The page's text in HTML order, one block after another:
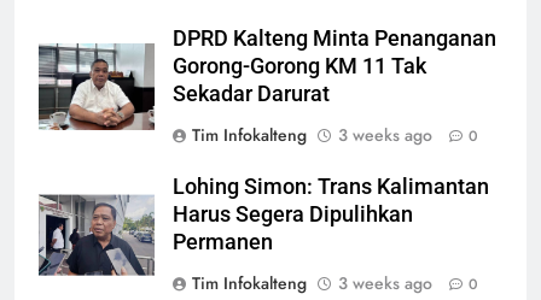
DPRD Kalteng Minta Penanganan
Gorong-Gorong KM 11 Tak
Sekadar Darurat
Tim Infokalteng
3 weeks ago 0
Lohing Simon: Trans Kalimantan
Harus Segera Dipulihkan
Permanen
Tim Infokalteng
3 weeks ago 0